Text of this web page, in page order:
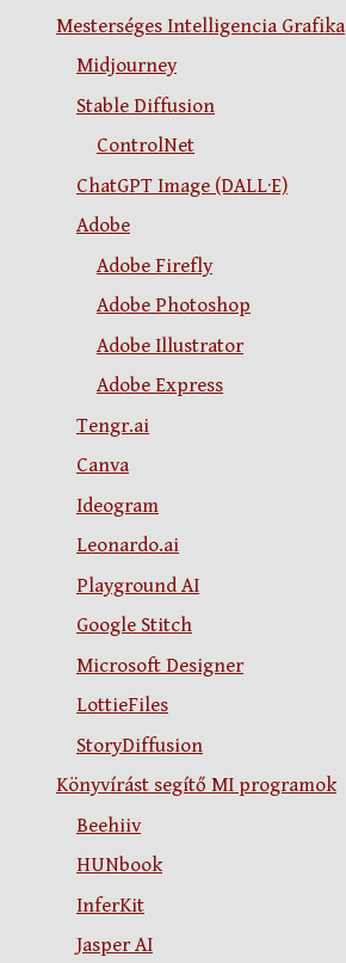
Mesterséges Intelligencia Grafika
Midjourney
Stable Diffusion
ControlNet
ChatGPT Image (DALL·E)
Adobe
Adobe Firefly
Adobe Photoshop
Adobe Illustrator
Adobe Express
Tengr.ai
Canva
Ideogram
Leonardo.ai
Playground AI
Google Stitch
Microsoft Designer
LottieFiles
StoryDiffusion
Könyvírást segítő MI programok
Beehiiv
HUNbook
InferKit
Jasper AI